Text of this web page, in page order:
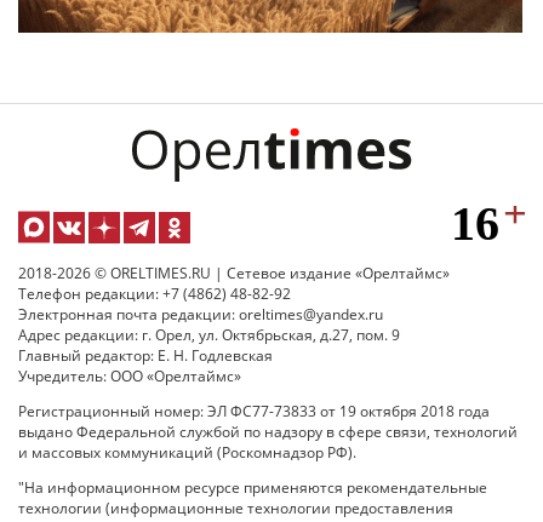
2018-2026 © ORELTIMES.RU | Сетевое издание «Орелтаймс»
Телефон редакции: +7 (4862) 48-82-92
Электронная почта редакции: oreltimes@yandex.ru
Адрес редакции: г. Орел, ул. Октябрьская, д.27, пом. 9
Главный редактор: Е. Н. Годлевская
Учредитель: ООО «Орелтаймс»
Регистрационный номер: ЭЛ ФС77-73833 от 19 октября 2018 года
выдано Федеральной службой по надзору в сфере связи, технологий
и массовых коммуникаций (Роскомнадзор РФ).
"На информационном ресурсе применяются рекомендательные
технологии (информационные технологии предоставления